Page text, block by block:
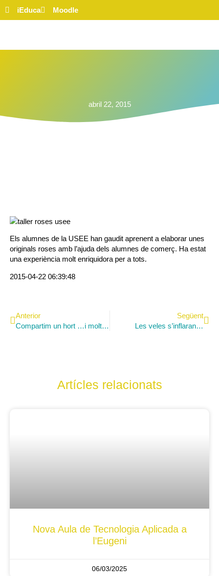
iEduca Moodle
abril 22, 2015
Els alumnes de la USEE han gaudit aprenent a elaborar unes
originals roses amb l’ajuda dels alumnes de comerç. Ha estat
una experiència molt enriquidora per a tots.
2015-04-22 06:39:48
Anterior
Compartim un hort …i moltes coses més
Següent
Les veles s’inflaran…
Artícles relacionats
Nova Aula de Tecnologia Aplicada a
l’Eugeni
06/03/2025